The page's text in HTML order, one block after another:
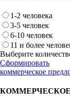
1-2 человека
3-5 человек
6-10 человек
11 и более
Выберите
Сформировать
коммерческое